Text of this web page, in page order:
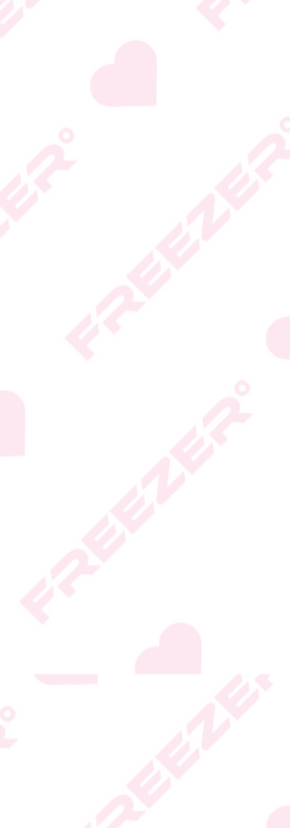
* טעות סופר בתיאור המוצר
או במחירו לא תחייב את